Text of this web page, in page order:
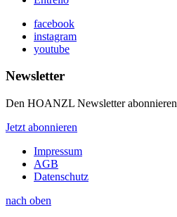
facebook
instagram
youtube
Newsletter
Den HOANZL Newsletter abonnieren
Jetzt abonnieren
Impressum
AGB
Datenschutz
nach oben